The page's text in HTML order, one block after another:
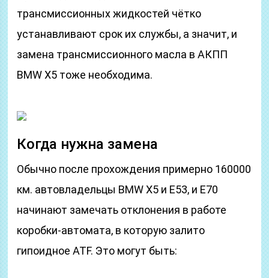
трансмиссионных жидкостей чётко
устанавливают срок их службы, а значит, и
замена трансмиссионного масла в АКПП
BMW X5 тоже необходима.
Когда нужна замена
Обычно после прохождения примерно 160000
км. автовладельцы BMW X5 и Е53, и Е70
начинают замечать отклонения в работе
коробки-автомата, в которую залито
гипоидное ATF. Это могут быть: